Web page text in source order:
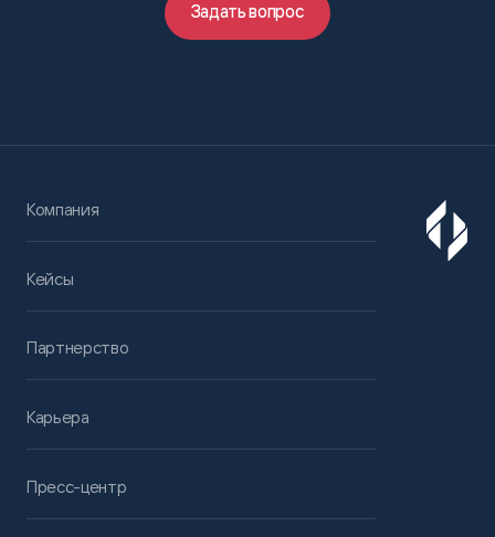
Задать вопрос
Компания
Кейсы
Партнерство
Карьера
Пресс-центр